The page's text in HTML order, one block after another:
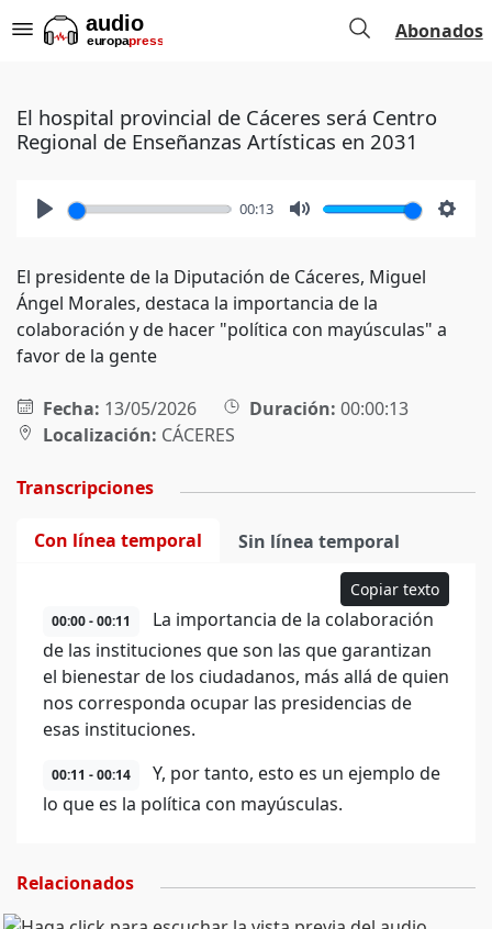
Abonados
El hospital provincial de Cáceres será Centro
Regional de Enseñanzas Artísticas en 2031
00:13
El presidente de la Diputación de Cáceres, Miguel
Ángel Morales, destaca la importancia de la
colaboración y de hacer "política con mayúsculas" a
favor de la gente
Fecha: 13/05/2026 Duración: 00:00:13
Localización: CÁCERES
Transcripciones
Con línea temporal Sin línea temporal
Copiar texto
00:00 - 00:11
La importancia de la colaboración
de las instituciones que son las que garantizan
el bienestar de los ciudadanos, más allá de quien
nos corresponda ocupar las presidencias de
esas instituciones.
00:11 - 00:14
Y, por tanto, esto es un ejemplo de
lo que es la política con mayúsculas.
Relacionados